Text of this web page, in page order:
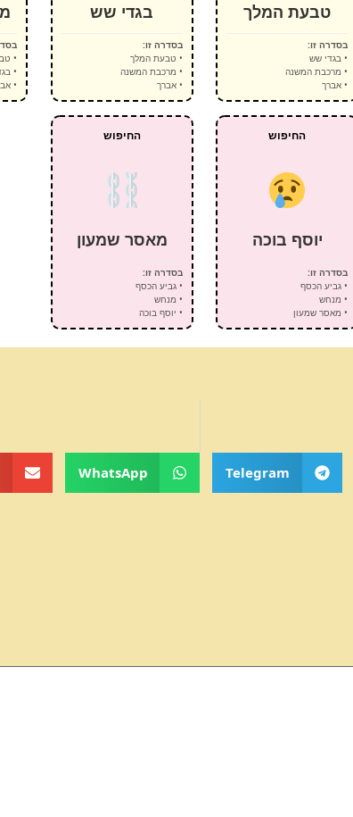
טבעת המלך
בסדרה זו:
• בגדי שש
• מרכבת המשנה
• אברך
בגדי שש
בסדרה זו:
• טבעת המלך
• מרכבת המשנה
• אברך
•
•
•
החיפוש
יוסף בוכה
בסדרה זו:
• גביע הכסף
• מנחש
• מאסר שמעון
החיפוש
מאסר שמעון
בסדרה זו:
• גביע הכסף
• מנחש
• יוסף בוכה
Telegram
WhatsApp